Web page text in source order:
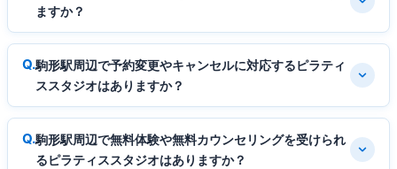
ますか？
駒形駅周辺で予約変更やキャンセルに対応するピラティ
ススタジオはありますか？
駒形駅周辺で無料体験や無料カウンセリングを受けられ
るピラティススタジオはありますか？